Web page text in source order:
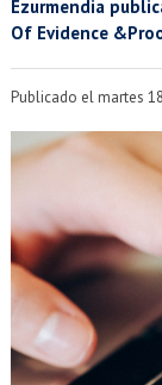
Ezurmendia
Of Evidence
Publicado el martes